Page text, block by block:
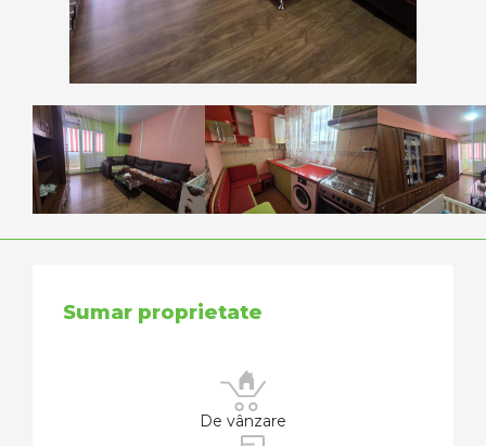
Sumar proprietate
De vânzare